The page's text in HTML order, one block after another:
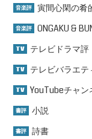
音楽評 寅間心閑の肴
音楽評 ONGAKU &
TV テレビドラマ評
TV テレビバラエテ
TV YouTubeチャ
書評 小説
書評 詩書